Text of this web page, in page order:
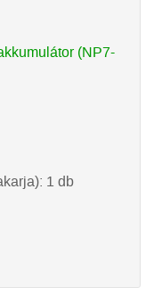
(NP7-
1 db